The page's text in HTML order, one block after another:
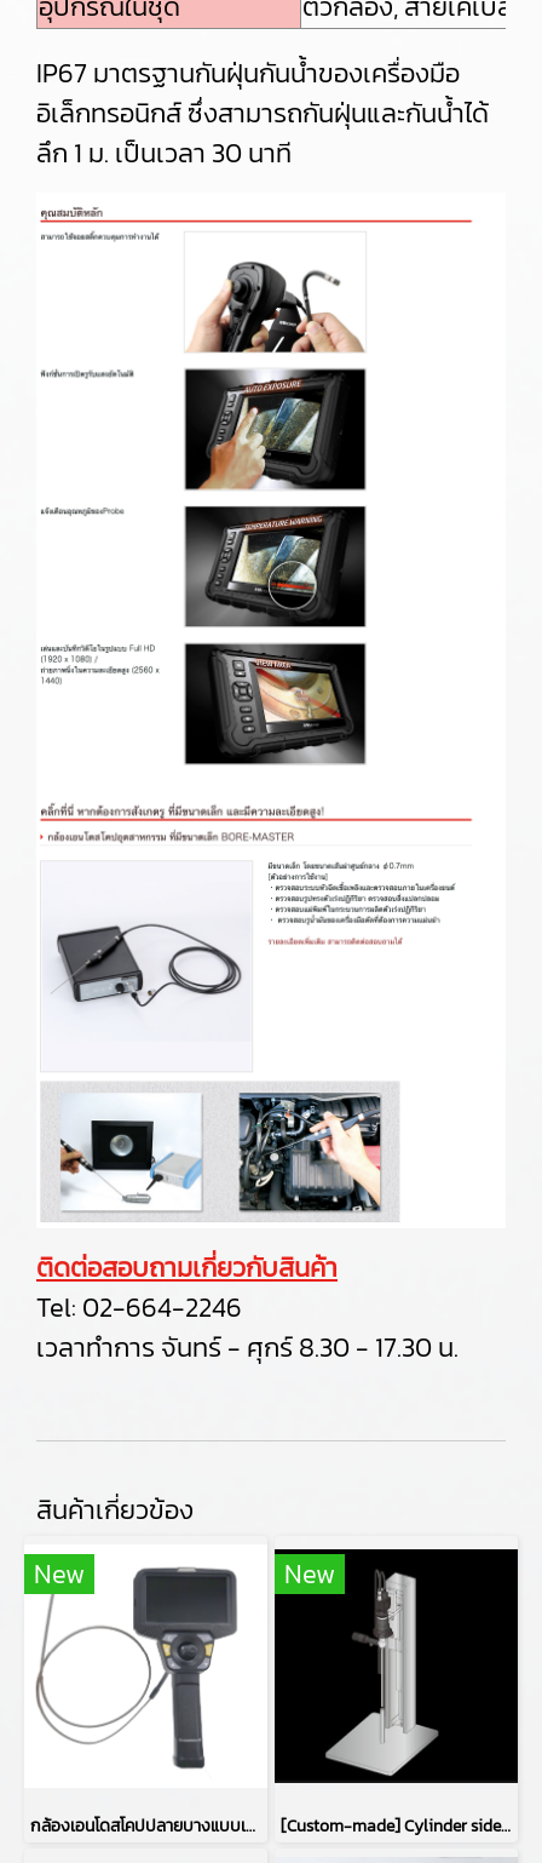
IP67 มาตรฐานกันฝุ่นกันน้ำของเครื่องมือ
อิเล็กทรอนิกส์ ซึ่งสามารถกันฝุ่นและกันน้ำได้
ลึก 1 ม. เป็นเวลา 30 นาที
ติดต่อสอบถามเกี่ยวกับสินค้า
Tel: 02-664-2246
เวลาทำการ จันทร์ - ศุกร์ 8.30 - 17.30 น.
สินค้าเกี่ยวข้อง
New
กล้องเอนโดสโคปปลายบางแบบเคลื่อนย้ายได้ MIVS-3910LAA4(φ3.9㎜)
New
[Custom-made] Cylinder side inspection device